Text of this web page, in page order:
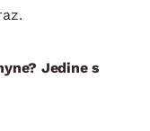
Jedine s